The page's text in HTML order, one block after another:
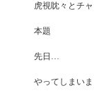
虎視眈々とチ
本題
先日…
やってしまい